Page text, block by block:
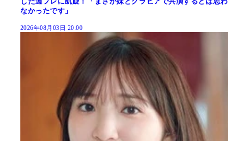
なかったです」
2026年08月03日 20:00